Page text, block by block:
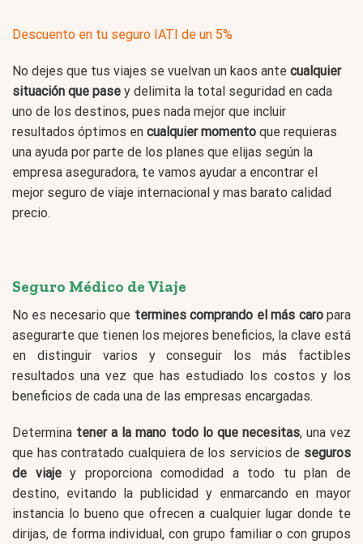
Descuento en tu seguro IATI de un 5%
No dejes que tus viajes se vuelvan un kaos ante cualquier
situación que pase y delimita la total seguridad en cada
uno de los destinos, pues nada mejor que incluir
resultados óptimos en cualquier momento que requieras
una ayuda por parte de los planes que elijas según la
empresa aseguradora, te vamos ayudar a encontrar el
mejor seguro de viaje internacional y mas barato calidad
precio.
Seguro Médico de Viaje
No es necesario que termines comprando el más caropara
asegurarte que tienen los mejores beneficios, la clave está
en distinguir varios y conseguir los más factibles
resultados una vez que has estudiado los costos y los
beneficios de cada una de las empresas encargadas.
Determina tener a la mano todo lo que necesitas, una vez
que has contratado cualquiera de los servicios de seguros
de viajey proporciona comodidad a todo tu plan de
destino, evitando la publicidad y enmarcando en mayor
instancia lo bueno que ofrecen a cualquier lugar donde te
dirijas, de forma individual, con grupo familiar o con grupos